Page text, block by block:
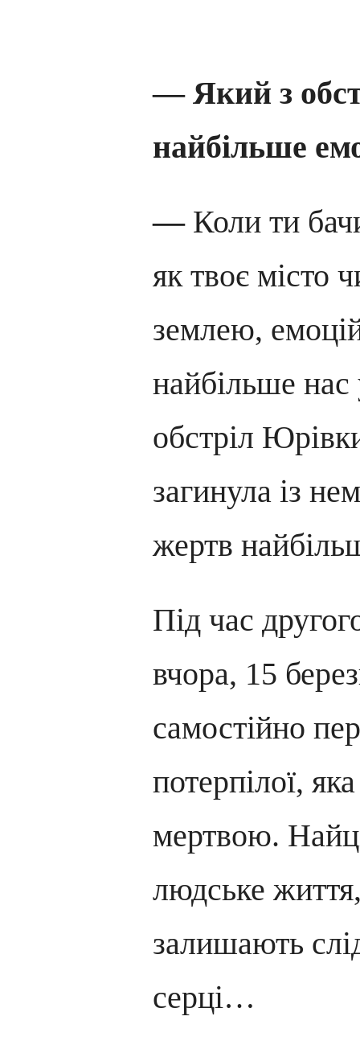
— Який з
найбільше
—Коли ти
як твоє місто
землею,
найбільше
обстріл
загинула із
жертв
Під час
вчора, 15
самостійно
потерпілої,
мертвою.
людське
залишають
серці…